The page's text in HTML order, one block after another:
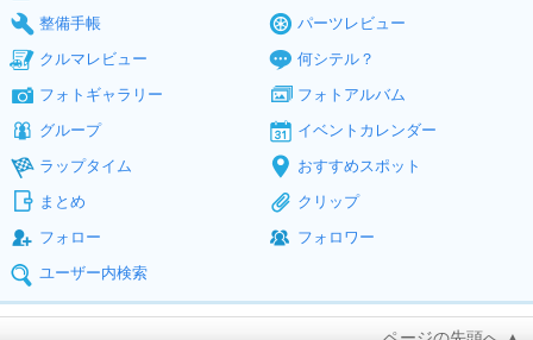
整備手帳
パーツレビュー
クルマレビュー
何シテル？
フォトギャラリー
フォトアルバム
グループ
イベントカレンダー
ラップタイム
おすすめスポット
まとめ
クリップ
フォロー
フォロワー
ユーザー内検索